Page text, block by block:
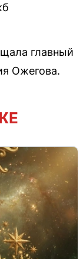
главный
Ожегова.